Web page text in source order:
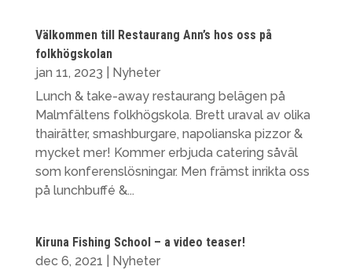
Välkommen till Restaurang Ann’s hos oss på
folkhögskolan
jan 11, 2023
Nyheter
Lunch & take-away restaurang belägen på
Malmfältens folkhögskola. Brett uraval av olika
thairätter, smashburgare, napolianska pizzor &
mycket mer! Kommer erbjuda catering såväl
som konferenslösningar. Men främst inrikta oss
på lunchbuffé &...
Kiruna Fishing School – a video teaser!
dec 6, 2021
Nyheter